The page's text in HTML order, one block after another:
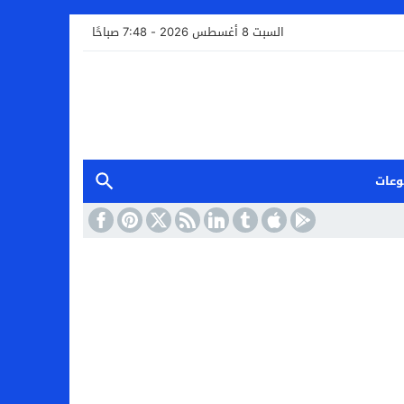
السبت 8 أغسطس 2026 - 7:48 صباحًا